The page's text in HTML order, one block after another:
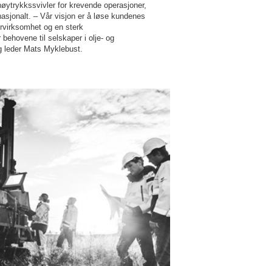
for krevende operasjoner,
– Vår visjon er å løse kundenes
og en sterk
til selskaper i olje- og
leder Mats Myklebust.